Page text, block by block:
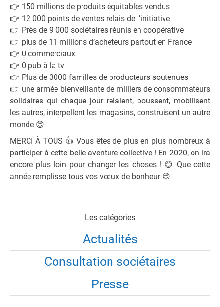
👉 150 millions de produits équitables vendus
👉 12 000 points de ventes relais de l’initiative
👉 Près de 9 000 sociétaires réunis en coopérative
👉 plus de 11 millions d’acheteurs partout en France
👉 0 commerciaux
👉 0 pub à la tv
👉 Plus de 3000 familles de producteurs soutenues
👉 une armée bienveillante de milliers de consommateurs
solidaires qui chaque jour relaient, poussent, mobilisent
les autres, interpellent les magasins, construisent un autre
monde 😊
MERCI À TOUS 👍 Vous êtes de plus en plus nombreux à
participer à cette belle aventure collective ! En 2020, on ira
encore plus loin pour changer les choses ! 😊 Que cette
année remplisse tous vos vœux de bonheur 😊
Les catégories
Actualités
Consultation sociétaires
Presse